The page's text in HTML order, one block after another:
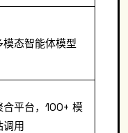
模态智能体模型
合平台，100+ 模
调用